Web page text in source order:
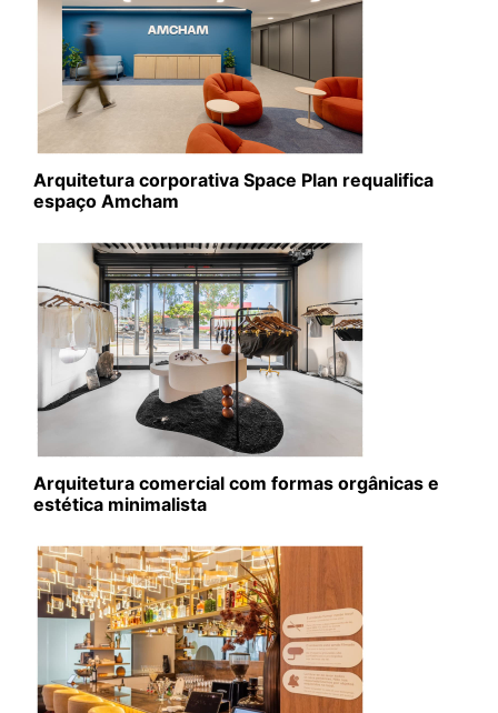
Arquitetura corporativa Space Plan requalifica
espaço Amcham
Arquitetura comercial com formas orgânicas e
estética minimalista